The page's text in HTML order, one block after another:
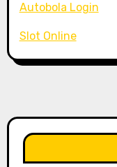
Autobola Login
Slot Online